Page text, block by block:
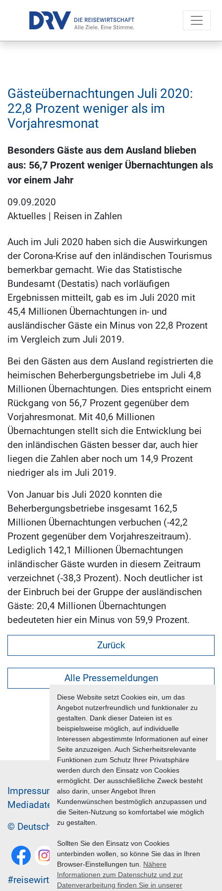
Diese Website setzt Cookies ein, um das
Angebot nutzerfreundlich und funktionaler zu
gestalten. Dank dieser Dateien ist es
beispielsweise möglich, auf individuelle
Interessen abgestimmte Informationen auf einer
Seite anzuzeigen. Auch Sicherheitsrelevante
Funktionen zum Schutz Ihrer Privatsphäre
werden durch den Einsatz von Cookies
ermöglicht. Der ausschließliche Zweck besteht
also darin, unser Angebot Ihren
Kundenwünschen bestmöglich anzupassen und
die Seiten-Nutzung so komfortabel wie möglich
zu gestalten.
Sollten Sie den Einsatz von Cookies
unterbinden wollen, so könne Sie das in Ihren
Browser-Einstellungen tun. Nähere
Informationen zum Datenschutz und zur
Datenverarbeitung finden Sie in unserer
Gästeübernachtungen Juli 2020:
22,8 Prozent weniger als im
Vorjahresmonat
Besonders Gäste aus dem Ausland blieben
aus: 56,7 Prozent weniger Übernachtungen als
vor einem Jahr
09.09.2020
Aktuelles | Reisen in Zahlen
Auch im Juli 2020 haben sich die Auswirkungen
der Corona-Krise auf den inländischen Tourismus
bemerkbar gemacht. Wie das Statistische
Bundesamt (Destatis) nach vorläufigen
Ergebnissen mitteilt, gab es im Juli 2020 mit
45,4 Millionen Übernachtungen in- und
ausländischer Gäste ein Minus von 22,8 Prozent
im Vergleich zum Juli 2019.
Bei den Gästen aus dem Ausland registrierten die
heimischen Beherbergungsbetriebe im Juli 4,8
Millionen Übernachtungen. Dies entspricht einem
Rückgang von 56,7 Prozent gegenüber dem
Vorjahresmonat. Mit 40,6 Millionen
Übernachtungen stellt sich die Entwicklung bei
den inländischen Gästen besser dar, auch hier
liegen die Zahlen aber noch um 14,9 Prozent
niedriger als im Juli 2019.
Von Januar bis Juli 2020 konnten die
Beherbergungsbetriebe insgesamt 162,5
Millionen Übernachtungen verbuchen (-42,2
Prozent gegenüber dem Vorjahreszeitraum).
Lediglich 142,1 Millionen Übernachtungen
inländischer Gäste wurden in diesem Zeitraum
verzeichnet (-38,3 Prozent). Noch deutlicher ist
der Einbruch bei der Gruppe der ausländischen
Gäste: 20,4 Millionen Übernachtungen
bedeuteten hier ein Minus von 59,9 Prozent.
Zurück
Alle Pressemeldungen
Im­pres­sum & Da­ten­schutz
Me­di­a­da­ten & Mar­ke­ting­leis­tun­gen
Jobs
© Deutscher Reiseverband 2026
#reisewirtschaft